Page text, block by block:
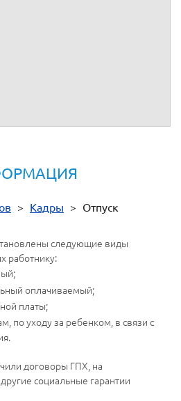
> Кадры > Отпуск
следующие виды
работнику:
оплачиваемый;
платы;
по уходу за ребенком, в связи с
договоры ГПХ, на
социальные гарантии